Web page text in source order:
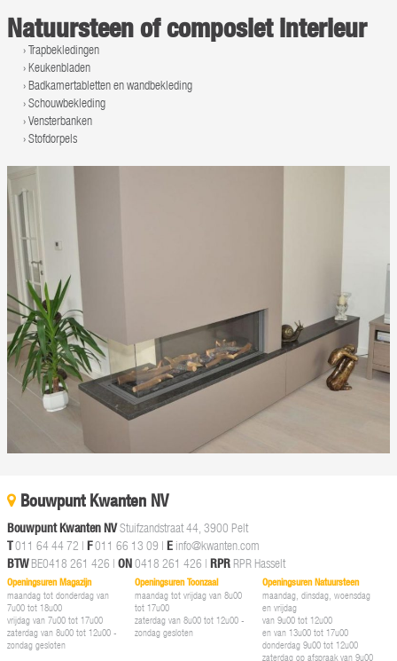
Natuursteen of composiet interieur
Trapbekledingen
Keukenbladen
Badkamertabletten en wandbekleding
Schouwbekleding
Vensterbanken
Stofdorpels
Bouwpunt Kwanten NV
Bouwpunt Kwanten NVStuifzandstraat 44, 3900 Pelt
T011 64 44 72 | F011 66 13 09 | E info@kwanten.com
BTWBE0418 261 426 | ON0418 261 426 | RPR RPR Hasselt
Openingsuren Magazijn
maandag tot donderdag van
7u00 tot 18u00
vrijdag van 7u00 tot 17u00
zaterdag van 8u00 tot 12u00 -
zondag gesloten
Openingsuren Toonzaal
maandag tot vrijdag van 8u00
tot 17u00
zaterdag van 8u00 tot 12u00 -
zondag gesloten
Openingsuren Natuursteen
maandag, dinsdag, woensdag
en vrijdag
van 9u00 tot 12u00
en van 13u00 tot 17u00
donderdag 9u00 tot 12u00
zaterdag op afspraak van 9u00